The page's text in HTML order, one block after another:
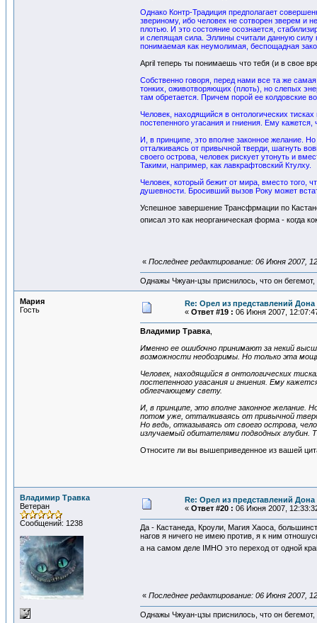
Однако Контр-Традиция предполагает
звериному, ибо человек не сотворен зверем и
плотью. И это состояние осознается,
и слепящая сила. Эллины считали данную
понимаемая как неумолимая, беспощадная
April теперь ты понимаешь что тебя (и в свое
Собственно говоря, перед нами все та же
тонких, оживотворяющих (плоть), но слепых
там обретается. Причем порой ее колдовские
Человек, находящийся в онтологических
постепенного угасания и гниения. Ему
И, в принципе, это вполне законное желание.
отталкиваясь от привычной тверди, шагнуть
своего острова, человек рискует утонуть и
Такими, например, как лавкрафтовский Ктулху.
Человек, который бежит от мира, вместо того,
душевности. Бросивший вызов Року может
Успешное завершение Трансфрмации по
описал это как неорганическая форма - когда
« Последнее редактирование: 06 Июня 2007,
Однажы Чжуан-цзы приснилось, что он
Мария
Гость
Re: Орел из представлений Дона
« Ответ #19 : 06 Июня 2007,
Владимир Травка
Именно ее ошибочно принимают за некий
возможности необозримы. Но только эта
Человек, находящийся в онтологических
постепенного угасания и гниения. Ему
облегчающему свету.
И, в принципе, это вполне законное
потом уже, отталкиваясь от привычной
Но ведь, отказываясь от своего острова,
излучаемый обитателями подводных глубин.
Относите ли вы вышеприведенное из вашей
Владимир Травка
Ветеран
Сообщений: 1238
Re: Орел из представлений Дона
« Ответ #20 : 06 Июня 2007,
Да - Кастанеда, Кроули, Магия Хаоса,
нагов я ничего не имею против, я к ним
а на самом деле IMHO это переход от одной
« Последнее редактирование: 06 Июня 2007,
Однажы Чжуан-цзы приснилось, что он